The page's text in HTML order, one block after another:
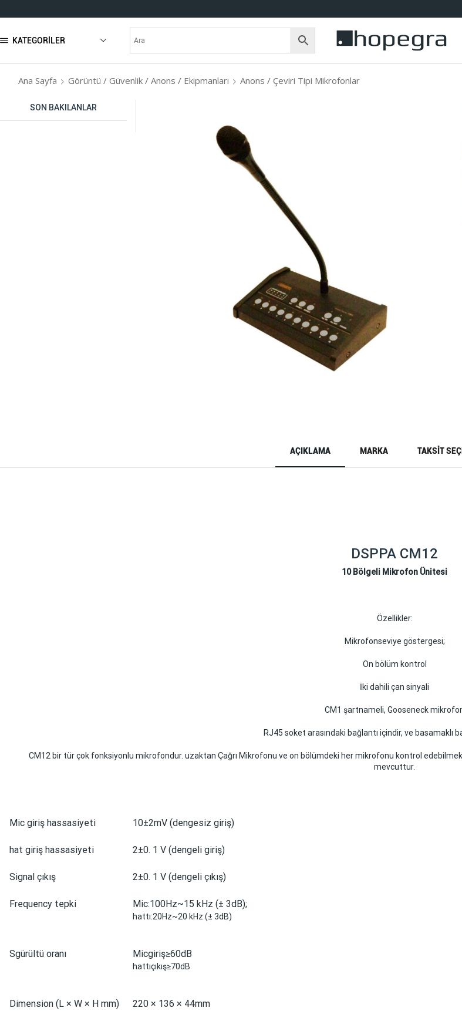
KATEGORILER
Ana Sayfa Görüntü / Güvenlik / Anons / Ekipmanları Anons / Çeviri Tipi Mikrofonlar
SON BAKILANLAR
AÇIKLAMA MARKA TAKSIT
DSPPA CM12
10 Bölgeli Mikrofon Ünitesi
Özellikler:
Mikrofonseviye göstergesi;
On bölüm kontrol
İki dahili çan sinyali
CM1 şartnameli, Gooseneck
RJ45 soket arasındaki bağlantı içindir, ve basamaklı
CM12 bir tür çok fonksiyonlu mikrofondur. uzaktan Çağrı Mikrofonu ve on bölümdeki her mikrofonu kontrol
mevcuttur.
Mic giriş hassasiyeti 10±2mV (dengesiz giriş)
hat giriş hassasiyeti 2±0. 1 V (dengeli giriş)
Signal çıkış 2±0. 1 V (dengeli çıkış)
Frequency tepki Mic:100Hz~15 kHz (± 3dB);
hattı:20Hz~20 kHz (± 3dB)
Sgürültü oranı Micgiriş≥60dB
hattıçıkış≥70dB
Dimension (L × W × H mm) 220 × 136 × 44mm